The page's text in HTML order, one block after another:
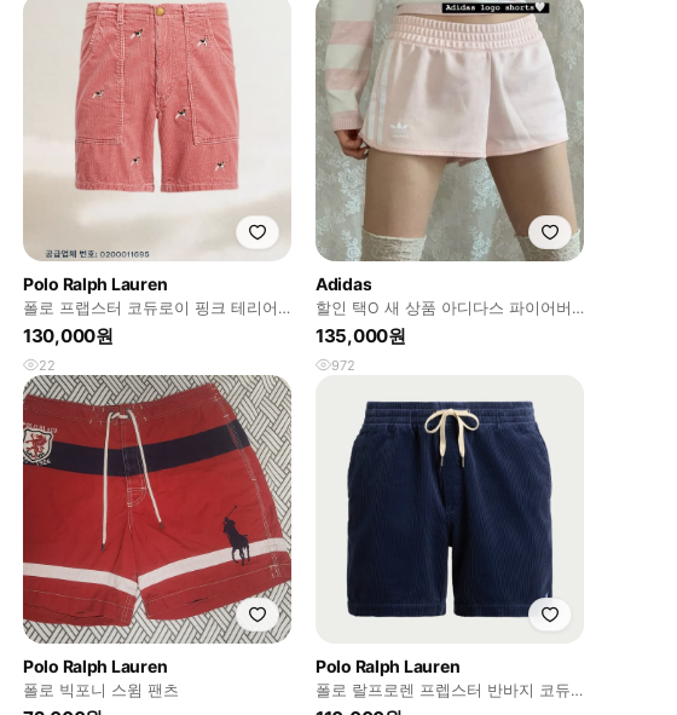
Polo Ralph Lauren
폴로 프랩스터 코듀로이 핑크 테리어
자수
130,000원
22
Adidas
할인 택O 새 상품 아디다스 파이어버
드 돌핀 팬츠 쇼츠 핑크색상
135,000원
972
Polo Ralph Lauren
폴로 빅포니 스윔 팬츠
Polo Ralph Lauren
폴로 랄프로렌 프렙스터 반바지 코듀
로이 클래식핏 M사이즈